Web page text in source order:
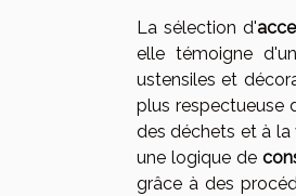
La sélection d'
elle témoigne
ustensiles et
plus respectueuse
des déchets et à la
une logique de
grâce à des